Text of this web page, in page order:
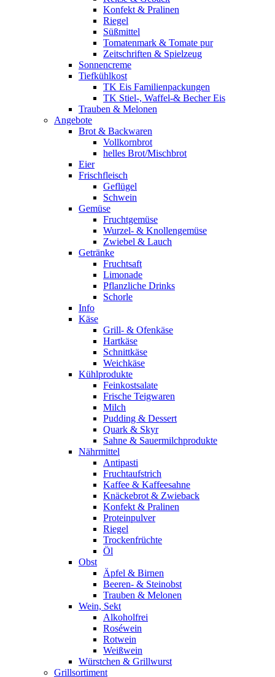
Konfekt & Pralinen
Riegel
Süßmittel
Tomatenmark & Tomate pur
Zeitschriften & Spielzeug
Sonnencreme
Tiefkühlkost
TK Eis Familienpackungen
TK Stiel-, Waffel-& Becher Eis
Trauben & Melonen
Angebote
Brot & Backwaren
Vollkornbrot
helles Brot/Mischbrot
Eier
Frischfleisch
Geflügel
Schwein
Gemüse
Fruchtgemüse
Wurzel- & Knollengemüse
Zwiebel & Lauch
Getränke
Fruchtsaft
Limonade
Pflanzliche Drinks
Schorle
Info
Käse
Grill- & Ofenkäse
Hartkäse
Schnittkäse
Weichkäse
Kühlprodukte
Feinkostsalate
Frische Teigwaren
Milch
Pudding & Dessert
Quark & Skyr
Sahne & Sauermilchprodukte
Nährmittel
Antipasti
Fruchtaufstrich
Kaffee & Kaffeesahne
Knäckebrot & Zwieback
Konfekt & Pralinen
Proteinpulver
Riegel
Trockenfrüchte
Öl
Obst
Äpfel & Birnen
Beeren- & Steinobst
Trauben & Melonen
Wein, Sekt
Alkoholfrei
Roséwein
Rotwein
Weißwein
Würstchen & Grillwurst
Grillsortiment